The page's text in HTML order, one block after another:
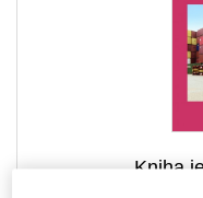
Kniha